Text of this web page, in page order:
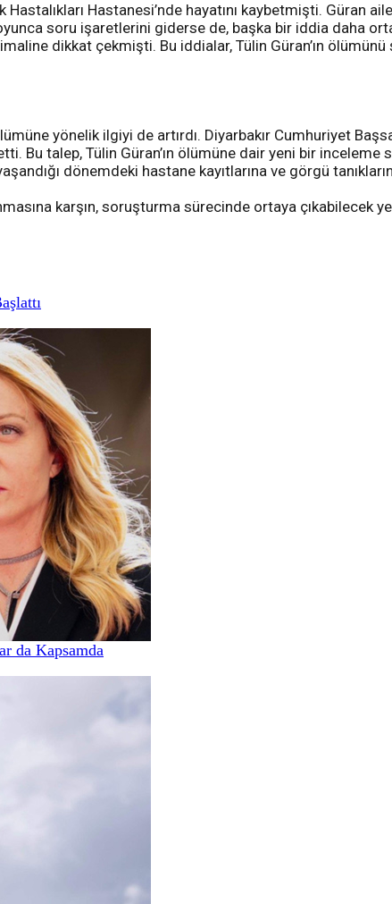
Hastalıkları Hastanesi’nde hayatını kaybetmişti. Güran
soru işaretlerini giderse de, başka bir iddia daha
dikkat çekmişti. Bu iddialar, Tülin Güran’ın
yönelik ilgiyi de artırdı. Diyarbakır Cumhuriyet
Bu talep, Tülin Güran’ın ölümüne dair yeni bir inceleme
dönemdeki hastane kayıtlarına ve görgü
karşın, soruşturma sürecinde ortaya çıkabilecek
da Kapsamda